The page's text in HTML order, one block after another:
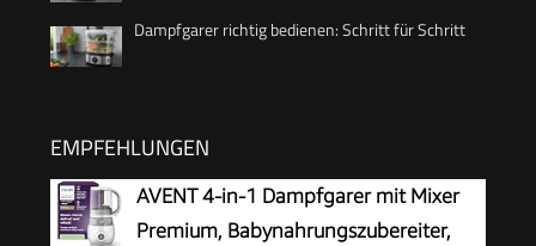
Dampfgarer richtig bedienen: Schritt für Schritt
EMPFEHLUNGEN
AVENT 4-in-1 Dampfgarer mit Mixer
Premium, Babynahrungszubereiter,